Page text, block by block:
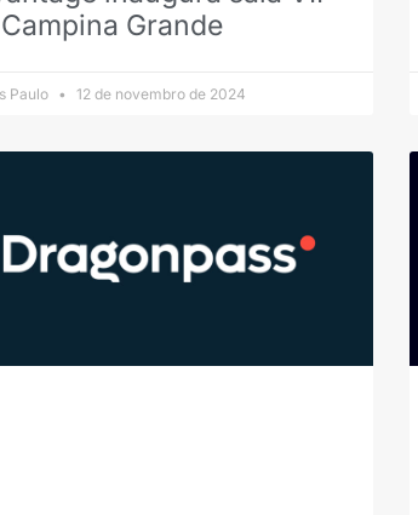
Grande
Paulo 12 de novembro de 2024